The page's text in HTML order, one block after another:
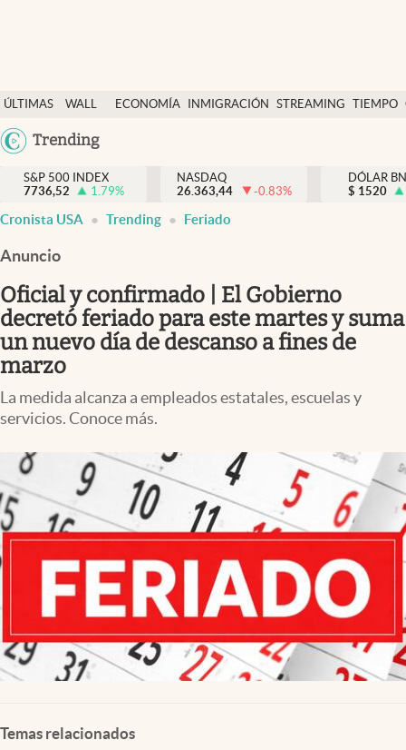
ÚLTIMAS
NOTICIAS
WALL
DÓLAR
ECONOMÍA INMIGRACIÓN STREAMING TIEMPO
México
Trending
Finanzas y economía
Wall Street y dólar
Inmigración
Espiritual
Streaming
Lifestyle
USA
S&P 500 INDEX
7736,52
1.79%
NASDAQ
26.363,44
-0.83%
DÓLAR
$ 1520
Cronista USA Trending Feriado
Anuncio
Oficial y confirmado | El Gobierno
decretó feriado para este martes y suma
un nuevo día de descanso a fines de
marzo
La medida alcanza a empleados estatales, escuelas y
servicios. Conoce más.
Temas relacionados